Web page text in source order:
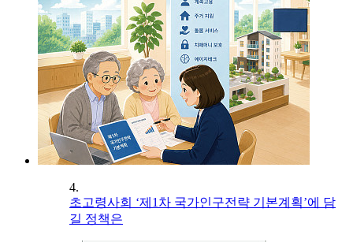
4.
초고령사회 ‘제1차 국가인구전략 기본계획’에 담
길 정책은